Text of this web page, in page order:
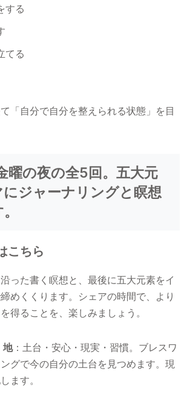
する
てる
「自分で自分を整えられる状態」を目
曜の夜の全5回。五大元
ジャーナリングと瞑想
こちら
った書く瞑想と、最後に五大元素をイ
めくくります。シェアの時間で、より
得ることを、楽しみましょう。
：土台・安心・現実・習慣。ブレスワ
グで今の自分の土台を見つめます。現
ます。